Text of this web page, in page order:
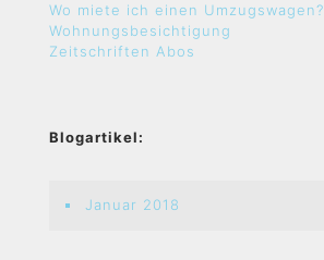
Wo miete ich einen Umzugswagen?
Wohnungsbesichtigung
Zeitschriften Abos
Blogartikel:
Januar 2018